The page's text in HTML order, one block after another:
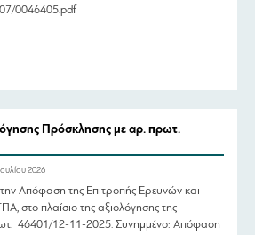
0046405.pdf
Πρόσκλησης με αρ. πρωτ.
2026
Απόφαση της Επιτροπής Ερευνών και
στο πλαίσιο της αξιολόγησης της
46401/12-11-2025. Συνημμένο: Απόφαση